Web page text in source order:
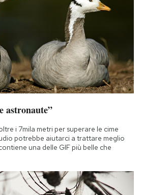
astronaute”
i 7mila metri per superare le cime
potrebbe aiutarci a trattare meglio
una delle GIF più belle che